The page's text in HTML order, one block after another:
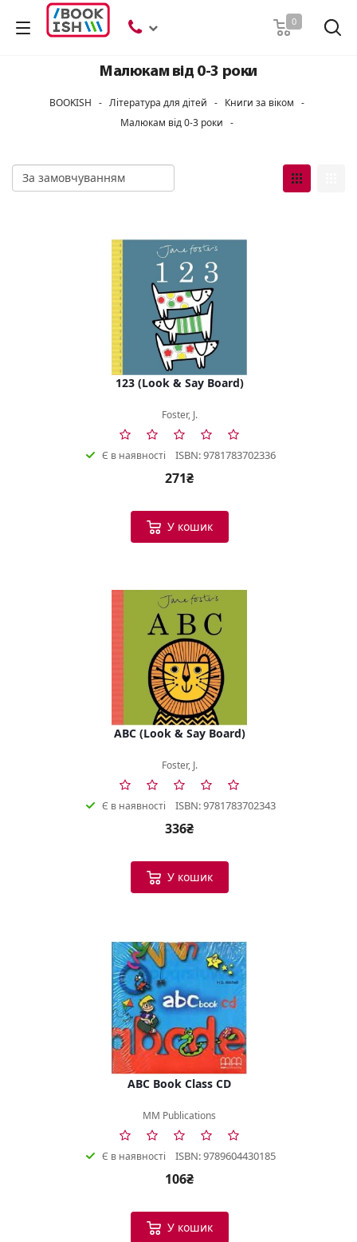
0
Малюкам від 0-3 роки
BOOKISH - Література для дітей - Книги за віком -
Малюкам від 0-3 роки -
123 (Look & Say Board)
Foster, J.
Є в наявності ISBN: 9781783702336
271₴
У кошик
ABC (Look & Say Board)
Foster, J.
Є в наявності ISBN: 9781783702343
336₴
У кошик
ABC Book Class CD
MM Publications
Є в наявності ISBN: 9789604430185
106₴
У кошик